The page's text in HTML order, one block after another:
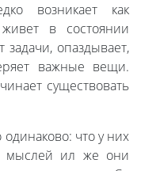
возникает как
в состоянии
задачи, опаздывает,
важные вещи.
существовать
что у них
мыслей ил же они